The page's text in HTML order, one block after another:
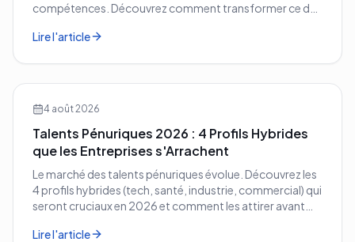
compétences. Découvrez comment transformer ce défi
entreprise.
Lire l'article
4 août 2026
Talents Pénuriques 2026 : 4 Profils Hybrides
que les Entreprises s'Arrachent
Le marché des talents pénuriques évolue. Découvrez les
4 profils hybrides (tech, santé, industrie, commercial) qui
seront cruciaux en 2026 et comment les attirer avant
Lire l'article